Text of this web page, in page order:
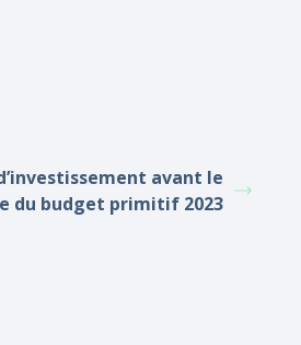
avant le
du budget primitif 2023